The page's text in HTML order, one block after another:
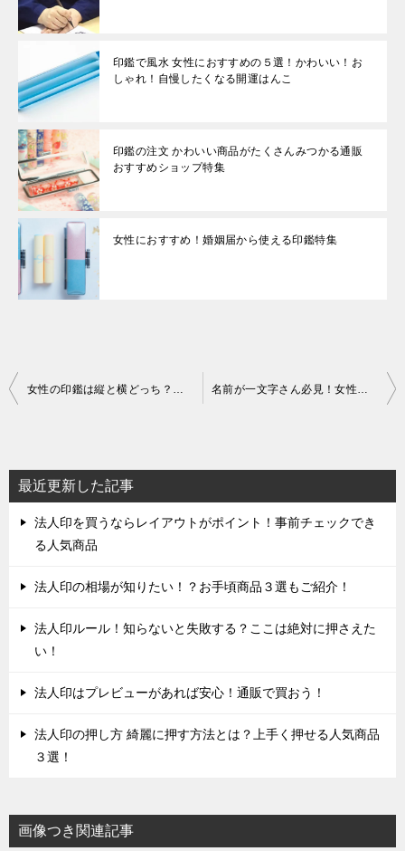
印鑑で風水 女性におすすめの５選！かわいい！お
しゃれ！自慢したくなる開運はんこ
印鑑の注文 かわいい商品がたくさんみつかる通販
おすすめショップ特集
女性におすすめ！婚姻届から使える印鑑特集
投
ビ
ゲ
ー
ョ
最近更新した記事
法人印を買うならレイアウトがポイント！事前チェックでき
る人気商品
法人印の相場が知りたい！？お手頃商品３選もご紹介！
法人印ルール！知らないと失敗する？ここは絶対に押さえた
い！
法人印はプレビューがあれば安心！通販で買おう！
法人印の押し方 綺麗に押す方法とは？上手く押せる人気商品
３選！
画像つき関連記事